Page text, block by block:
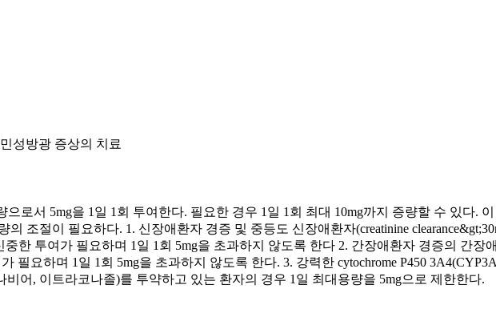
성방광 증상의 치료
로서 5mg을 1일 1회 투여한다. 필요한 경우 1일 1회 최대 10mg까지 증량할 수 있다.
의 조절이 필요하다. 1. 신장애환자 경증 및 중등도 신장애환자(creatinine
중한 투여가 필요하며 1일 1회 5mg을 초과하지 않도록 한다 2. 간장애환자 경증의 간
필요하며 1일 1회 5mg을 초과하지 않도록 한다. 3. 강력한 cytochrome P450
어, 이트라코나졸)를 투약하고 있는 환자의 경우 1일 최대용량을 5mg으로 제한한다.